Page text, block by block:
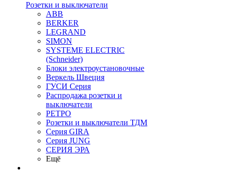
Розетки и выключатели
ABB
BERKER
LEGRAND
SIMON
SYSTEME ELECTRIC
(Schneider)
Блоки электроустановочные
Веркель Швеция
ГУСИ Серия
Распродажа розетки и
выключатели
РЕТРО
Розетки и выключатели ТДМ
Серия GIRA
Серия JUNG
СЕРИЯ ЭРА
Ещё